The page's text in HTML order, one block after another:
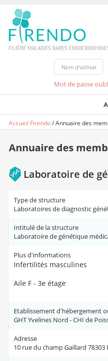
Mot de passe
Accueil Firendo/Annuaire des
Annuaire des
Laboratoire de
Type de structure
Laboratoires de diagnostic
Intitulé de la structure
Laboratoire de génétique
Plus d'informations
Infertilités masculines
Aile F - 3e étage
Etablissement d'hébergement
GHT Yvelines Nord - CHI de
Adresse
10 rue du champ Gaillard 78303